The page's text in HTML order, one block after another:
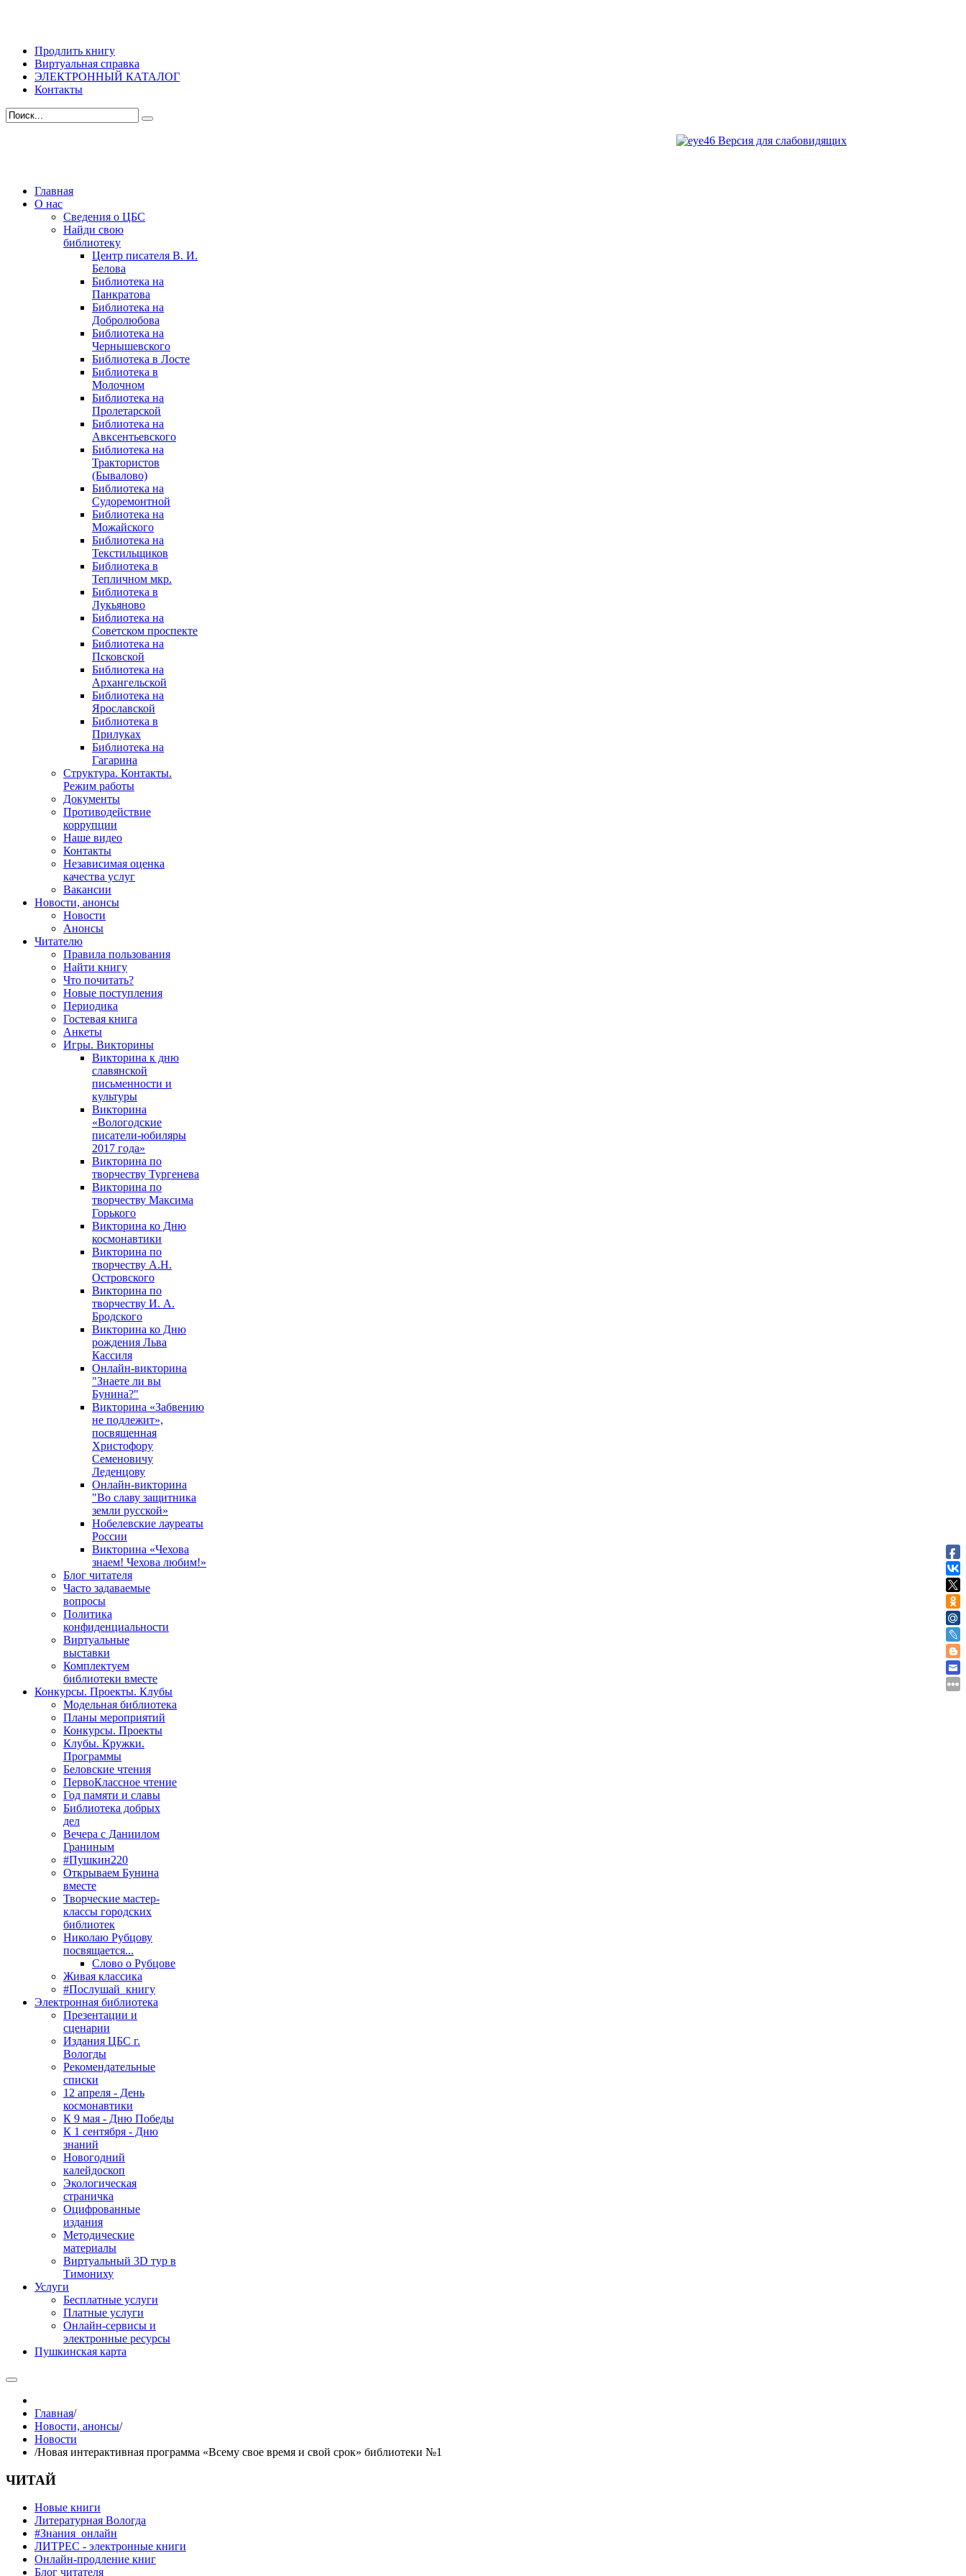
Продлить книгу
Виртуальная справка
ЭЛЕКТРОННЫЙ КАТАЛОГ
Контакты
Версия для слабовидящих
Главная
О нас
Сведения о ЦБС
Найди свою
библиотеку
Центр писателя В. И.
Белова
Библиотека на
Панкратова
Библиотека на
Добролюбова
Библиотека на
Чернышевского
Библиотека в Лосте
Библиотека в
Молочном
Библиотека на
Пролетарской
Библиотека на
Авксентьевского
Библиотека на
Трактористов
(Бывалово)
Библиотека на
Судоремонтной
Библиотека на
Можайского
Библиотека на
Текстильщиков
Библиотека в
Тепличном мкр.
Библиотека в
Лукьяново
Библиотека на
Советском проспекте
Библиотека на
Псковской
Библиотека на
Архангельской
Библиотека на
Ярославской
Библиотека в
Прилуках
Библиотека на
Гагарина
Структура. Контакты.
Режим работы
Документы
Противодействие
коррупции
Наше видео
Контакты
Независимая оценка
качества услуг
Вакансии
Новости, анонсы
Новости
Анонсы
Читателю
Правила пользования
Найти книгу
Что почитать?
Новые поступления
Периодика
Гостевая книга
Анкеты
Игры. Викторины
Викторина к дню
славянской
письменности и
культуры
Викторина
«Вологодские
писатели-юбиляры
2017 года»
Викторина по
творчеству Тургенева
Викторина по
творчеству Максима
Горького
Викторина ко Дню
космонавтики
Викторина по
творчеству А.Н.
Островского
Викторина по
творчеству И. А.
Бродского
Викторина ко Дню
рождения Льва
Кассиля
Онлайн-викторина
"Знаете ли вы
Бунина?"
Викторина «Забвению
не подлежит»,
посвященная
Христофору
Семеновичу
Леденцову
Онлайн-викторина
"Во славу защитника
земли русской»
Нобелевские лауреаты
России
Викторина «Чехова
знаем! Чехова любим!»
Блог читателя
Часто задаваемые
вопросы
Политика
конфиденциальности
Виртуальные
выставки
Комплектуем
библиотеки вместе
Конкурсы. Проекты. Клубы
Модельная библиотека
Планы мероприятий
Конкурсы. Проекты
Клубы. Кружки.
Программы
Беловские чтения
ПервоКлассное чтение
Год памяти и славы
Библиотека добрых
дел
Вечера с Даниилом
Граниным
#Пушкин220
Открываем Бунина
вместе
Творческие мастер-
классы городских
библиотек
Николаю Рубцову
посвящается...
Слово о Рубцове
Живая классика
#Послушай_книгу
Электронная библиотека
Презентации и
сценарии
Издания ЦБС г.
Вологды
Рекомендательные
списки
12 апреля - День
космонавтики
К 9 мая - Дню Победы
К 1 сентября - Дню
знаний
Новогодний
калейдоскоп
Экологическая
страничка
Оцифрованные
издания
Методические
материалы
Виртуальный 3D тур в
Тимониху
Услуги
Бесплатные услуги
Платные услуги
Онлайн-сервисы и
электронные ресурсы
Пушкинская карта
Главная/
Новости, анонсы/
Новости
/Новая интерактивная программа «Всему свое время и свой срок» библиотеки №1
ЧИТАЙ
Новые книги
Литературная Вологда
#Знания_онлайн
ЛИТРЕС - электронные книги
Онлайн-продление книг
Блог читателя